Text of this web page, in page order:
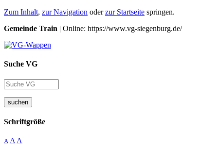
Zum Inhalt, zur Navigation oderzur Startseite springen.
Gemeinde Train | Online: https://www.vg-siegenburg.de/
Suche VG
suchen
Schriftgröße
A A A